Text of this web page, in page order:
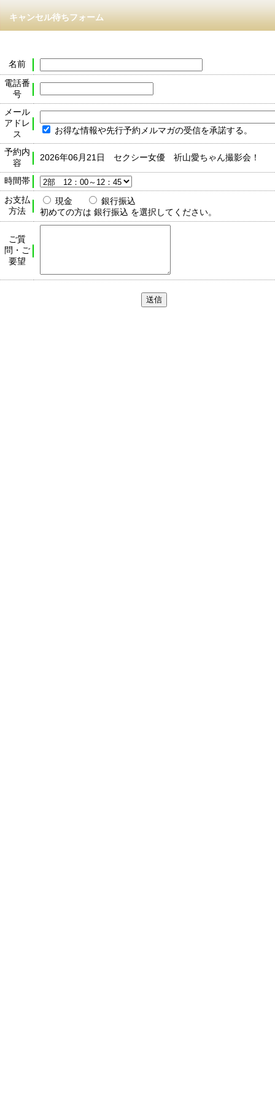
キャンセル待ちフォーム
名前
電話番
号
メール
アドレ
ス
お得な情報や先行予約メルマガの受信を承諾する。
予約内
容
2026年06月21日 セクシー女優 祈山愛ちゃん撮影会！
時間帯
お支払
方法
現金
銀行振込
初めての方は 銀行振込 を選択してください。
ご質
問・ご
要望